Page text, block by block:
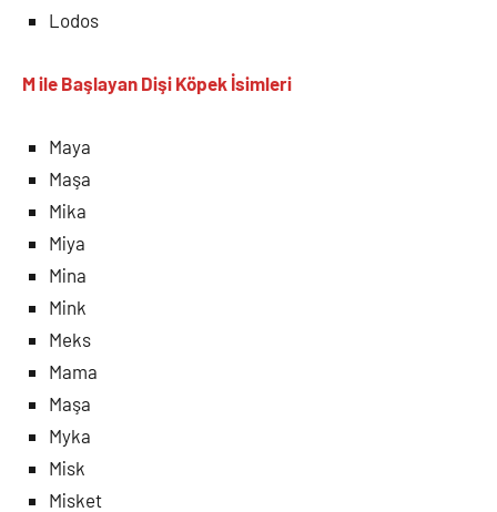
Lodos
M ile Başlayan Dişi Köpek İsimleri
Maya
Maşa
Mika
Miya
Mina
Mink
Meks
Mama
Maşa
Myka
Misk
Misket